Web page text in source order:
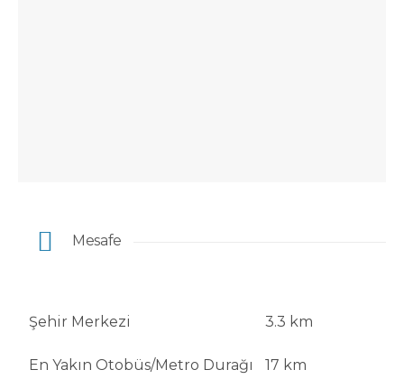
Mesafe
Şehir Merkezi 3.3 km
En Yakın Otobüs/Metro Durağı 17 km